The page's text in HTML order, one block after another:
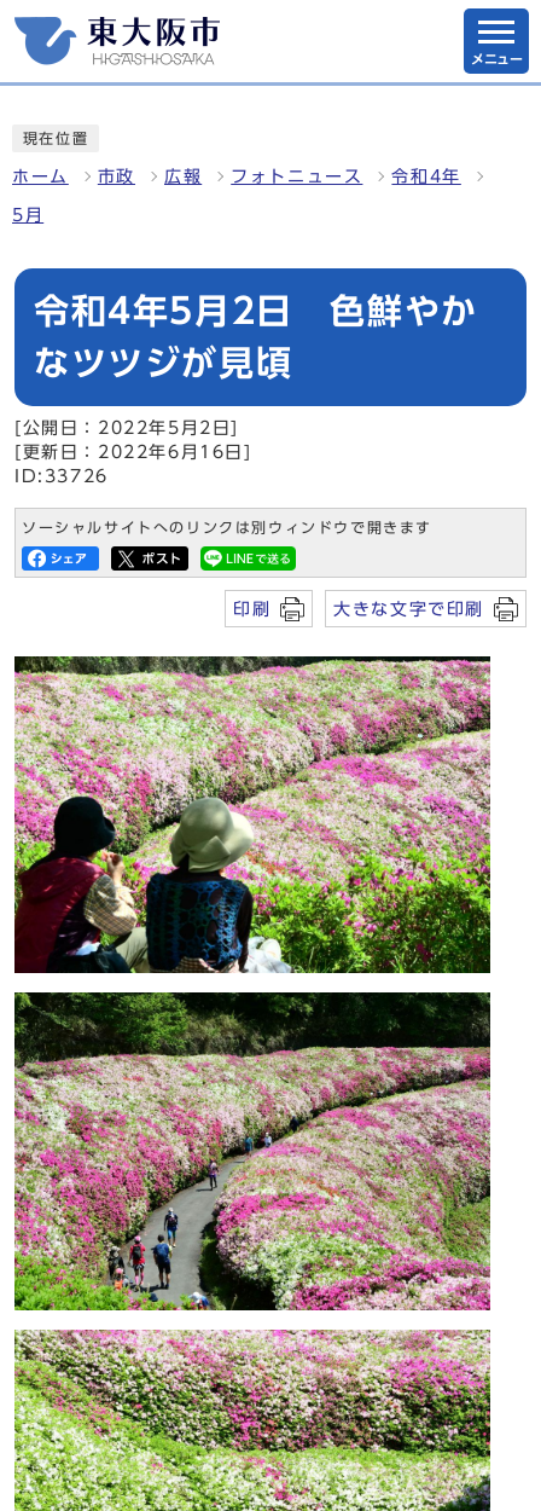
メニュー
現在位置
ホーム 市政 広報 フォトニュース 令和4年
5月
令和4年5月2日 色鮮やか
なツツジが見頃
[公開日：2022年5月2日]
[更新日：2022年6月16日]
ID:33726
ソーシャルサイトへのリンクは別ウィンドウで開きます
印刷 大きな文字で印刷